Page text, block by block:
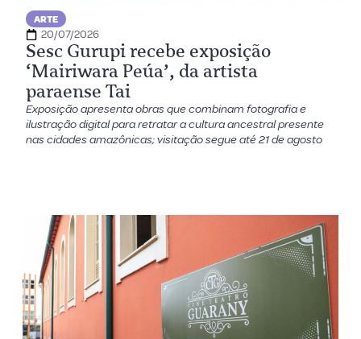
ARTE
20/07/2026
Sesc Gurupi recebe exposição
‘Mairiwara Peúa’, da artista
paraense Tai
Exposição apresenta obras que combinam fotografia e
ilustração digital para retratar a cultura ancestral presente
nas cidades amazônicas; visitação segue até 21 de agosto